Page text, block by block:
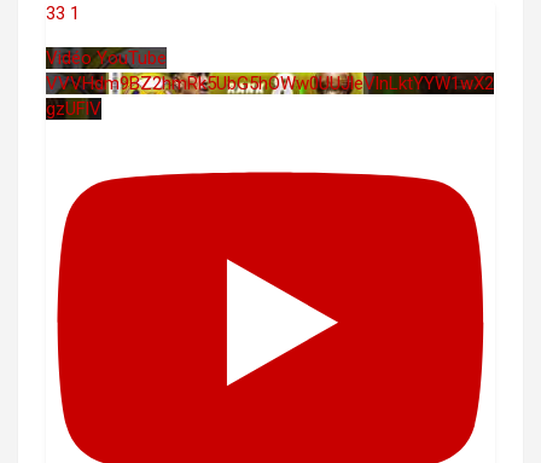
33 1
Vidéo YouTube
VVVHdm9BZ2hmRk5UbG5hOWw0UUJleVlnLktYYW1wX2
gzUFlV